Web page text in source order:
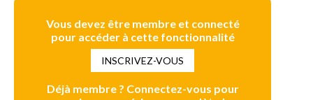
Vous devez être membre et connecté
pour accéder à cette fonctionnalité
INSCRIVEZ-VOUS
Déjà membre ? Connectez-vous pour